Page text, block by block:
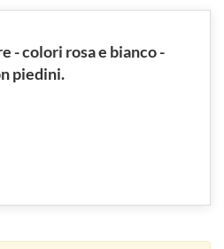
- colori rosa e bianco -
piedini.